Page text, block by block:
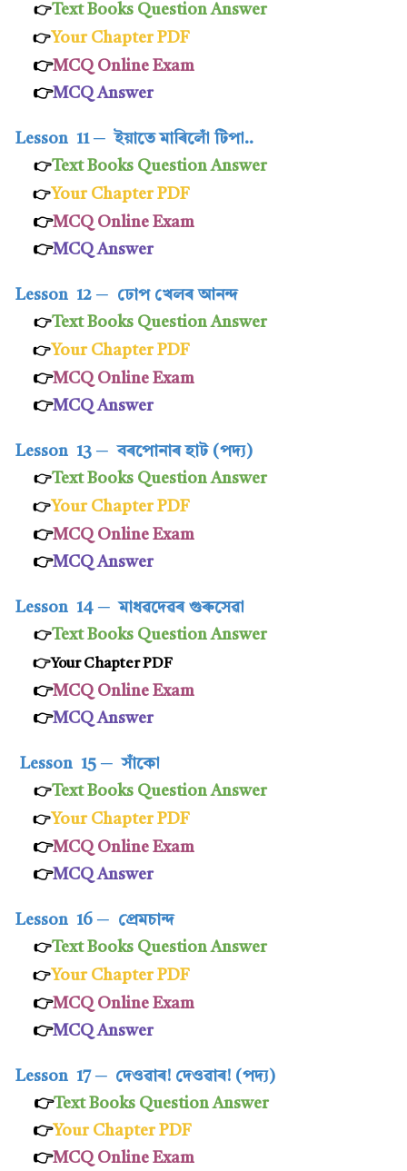
👉Text Books Question Answer
👉Your Chapter PDF
👉MCQ Online Exam
👉MCQ Answer
Lesson 11 ─ইয়াতে মাৰিলোঁ টিপা..
👉Text Books Question Answer
👉Your Chapter PDF
👉MCQ Online Exam
👉MCQ Answer
Lesson 12 ─ ঢোপ খেলৰ আনন্দ
👉Text Books Question Answer
👉Your Chapter PDF
👉MCQ Online Exam
👉MCQ Answer
Lesson 13 ─বৰপোনাৰ হাট (পদ্য)
👉Text Books Question Answer
👉Your Chapter PDF
👉MCQ Online Exam
👉MCQ Answer
Lesson 14 ─ মাধৱদেৱৰ গুৰুসেৱা
👉Text Books Question Answer
👉Your Chapter PDF
👉MCQ Online Exam
👉MCQ Answer
Lesson 15 ─ সাঁকো
👉Text Books Question Answer
👉Your Chapter PDF
👉MCQ Online Exam
👉MCQ Answer
Lesson 16 ─ প্ৰেমচান্দ
👉Text Books Question Answer
👉Your Chapter PDF
👉MCQ Online Exam
👉MCQ Answer
Lesson 17 ─ দেওৱাৰ! দেওৱাৰ! (পদ্য)
👉Text Books Question Answer
👉Your Chapter PDF
👉MCQ Online Exam